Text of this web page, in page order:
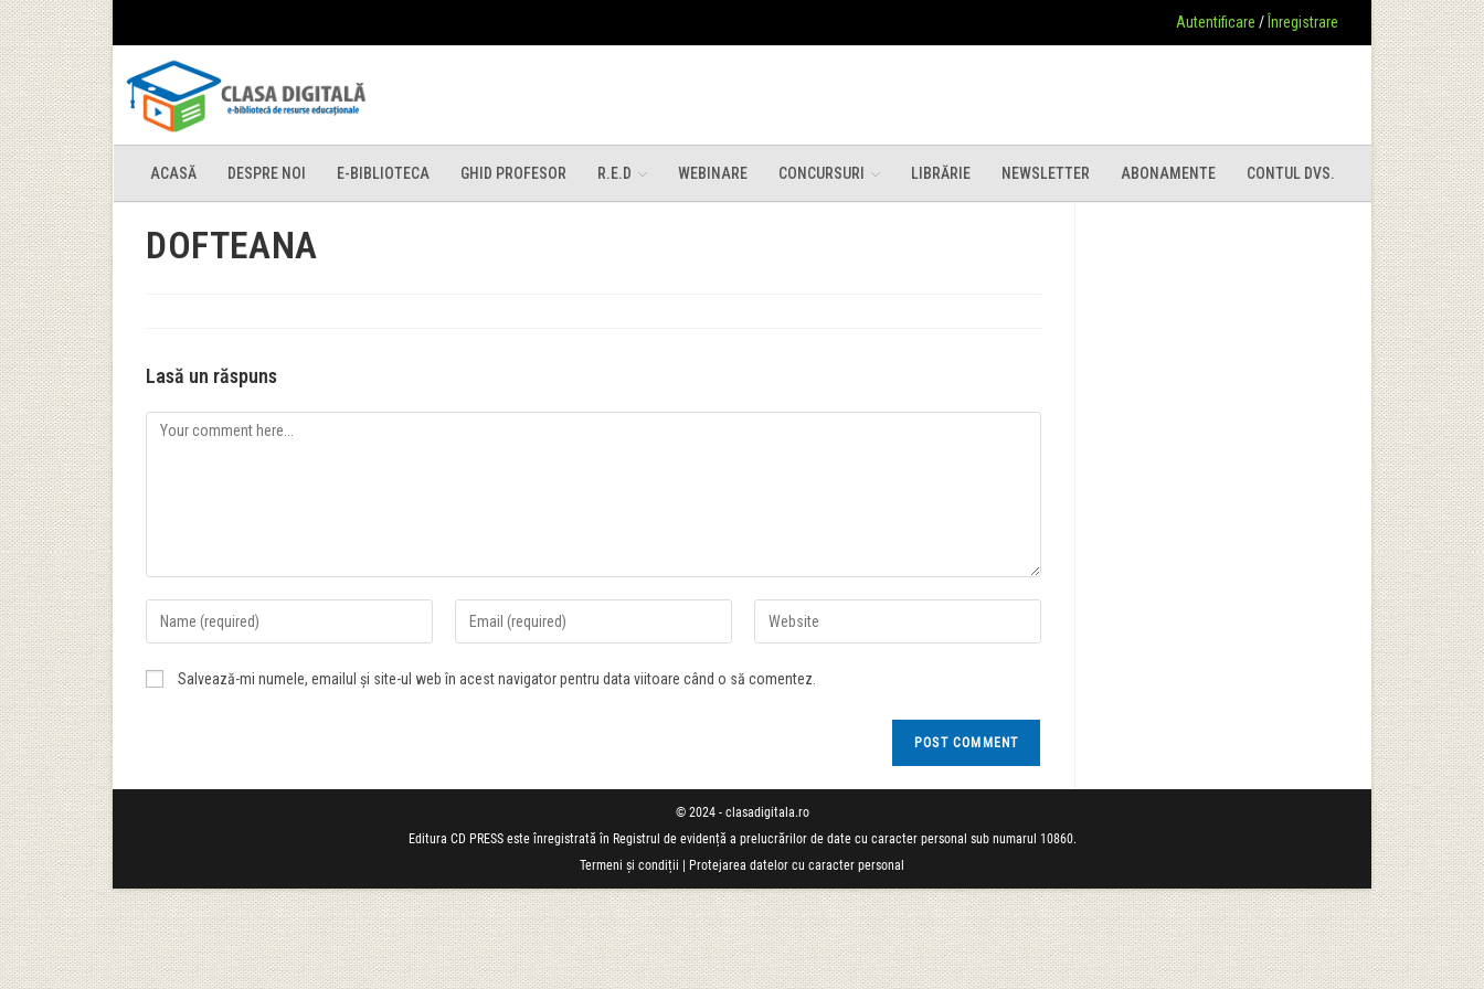
Autentificare / Înregistrare
ACASĂ DESPRE NOI E-BIBLIOTECA GHID PROFESOR R.E.D WEBINARE CONCURSURI LIBRĂRIE NEWSLETTER ABONAMENTE CONTUL DVS.
DOFTEANA
Lasă un răspuns
Salvează-mi numele, emailul și site-ul web în acest navigator pentru data viitoare când o să comentez.
© 2024 - clasadigitala.ro
Editura CD PRESS este înregistrată în Registrul de evidență a prelucrărilor de date cu caracter personal sub numarul 10860.
Termeni și condiții
Protejarea datelor cu caracter personal